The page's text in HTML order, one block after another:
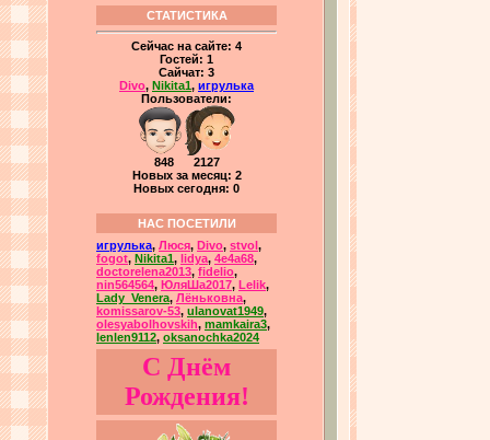
СТАТИСТИКА
Сейчас на сайте: 4
Гостей: 1
Сайчат: 3
Divo, Nikita1, игрулька
Пользователи:
848 2127
Новых за месяц: 2
Новых сегодня: 0
НАС ПОСЕТИЛИ
игрулька, Люся, Divo, stvol ,
fogot, Nikita1, lidya, 4e4a68,
doctorelena2013, fidelio,
nin564564, ЮляШа2017, Lelik,
Lady_Venera, Лёньковна,
komissarov-53, ulanovat1949,
olesyabolhovskih, mamkaira3,
lenlen9112, oksanochka2024
С Днём
Рождения!